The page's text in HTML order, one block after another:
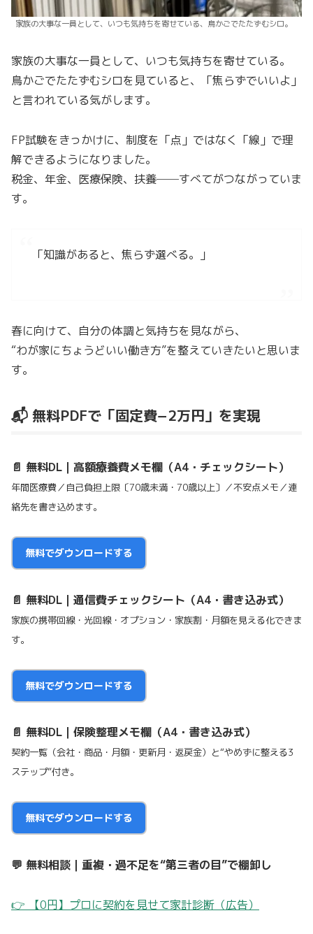
家族の大事な一員として、いつも気持ちを寄せている、鳥かごでたたずむシロ。
家族の大事な一員として、いつも気持ちを寄せている。
鳥かごでたたずむシロを見ていると、「焦らずでいいよ」
と言われている気がします。
FP試験をきっかけに、制度を「点」ではなく「線」で理
解できるようになりました。
税金、年金、医療保険、扶養──すべてがつながっていま
す。
「知識があると、焦らず選べる。」
春に向けて、自分の体調と気持ちを見ながら、
“わが家にちょうどいい働き方”を整えていきたいと思いま
す。
📬 無料PDFで「固定費−2万円」を実現
📄 無料DL｜高額療養費メモ欄（A4・チェックシート）
年間医療費／自己負担上限〔70歳未満・70歳以上〕／不安点メモ／連
絡先を書き込めます。
無料でダウンロードする
📄 無料DL｜通信費チェックシート（A4・書き込み式）
家族の携帯回線・光回線・オプション・家族割・月額を見える化できま
す。
無料でダウンロードする
📄 無料DL｜保険整理メモ欄（A4・書き込み式）
契約一覧（会社・商品・月額・更新月・返戻金）と“やめずに整える3
ステップ”付き。
無料でダウンロードする
💬 無料相談｜重複・過不足を“第三者の目”で棚卸し
👉 【0円】プロに契約を見せて家計診断（広告）